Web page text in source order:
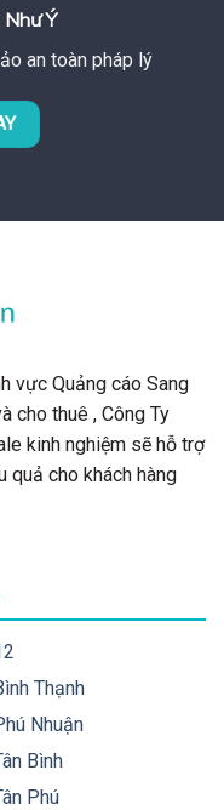
Ý
an toàn pháp lý
vực Quảng cáo Sang
cho thuê , Công Ty
kinh nghiệm sẽ hỗ trợ
quả cho khách hàng
Thạnh
Nhuận
Bình
Phú